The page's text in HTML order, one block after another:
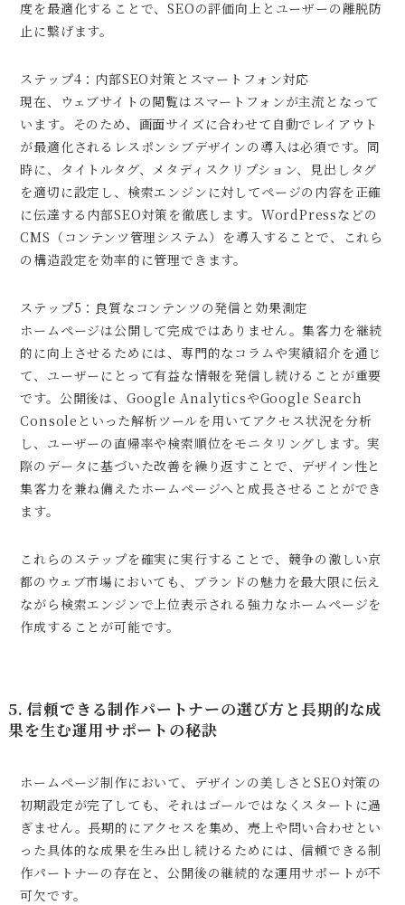
度を最適化することで、SEOの評価向上とユーザーの離脱防
止に繋げます。
ステップ4：内部SEO対策とスマートフォン対応
現在、ウェブサイトの閲覧はスマートフォンが主流となって
います。そのため、画面サイズに合わせて自動でレイアウト
が最適化されるレスポンシブデザインの導入は必須です。同
時に、タイトルタグ、メタディスクリプション、見出しタグ
を適切に設定し、検索エンジンに対してページの内容を正確
に伝達する内部SEO対策を徹底します。WordPressなどの
CMS（コンテンツ管理システム）を導入することで、これら
の構造設定を効率的に管理できます。
ステップ5：良質なコンテンツの発信と効果測定
ホームページは公開して完成ではありません。集客力を継続
的に向上させるためには、専門的なコラムや実績紹介を通じ
て、ユーザーにとって有益な情報を発信し続けることが重要
です。公開後は、Google AnalyticsやGoogle Search
Consoleといった解析ツールを用いてアクセス状況を分析
し、ユーザーの直帰率や検索順位をモニタリングします。実
際のデータに基づいた改善を繰り返すことで、デザイン性と
集客力を兼ね備えたホームページへと成長させることができ
ます。
これらのステップを確実に実行することで、競争の激しい京
都のウェブ市場においても、ブランドの魅力を最大限に伝え
ながら検索エンジンで上位表示される強力なホームページを
作成することが可能です。
5. 信頼できる制作パートナーの選び方と長期的な成
果を生む運用サポートの秘訣
ホームページ制作において、デザインの美しさとSEO対策の
初期設定が完了しても、それはゴールではなくスタートに過
ぎません。長期的にアクセスを集め、売上や問い合わせとい
った具体的な成果を生み出し続けるためには、信頼できる制
作パートナーの存在と、公開後の継続的な運用サポートが不
可欠です。